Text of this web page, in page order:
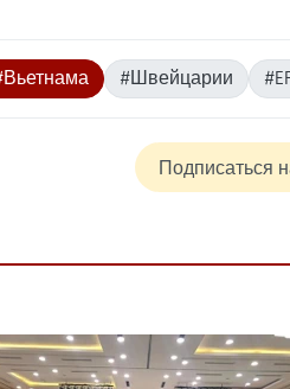
#Швейцарии
Подписаться